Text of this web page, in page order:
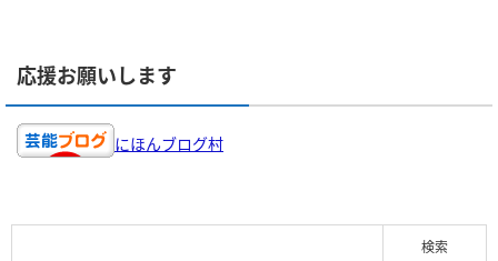
応援お願いします
にほんブログ村